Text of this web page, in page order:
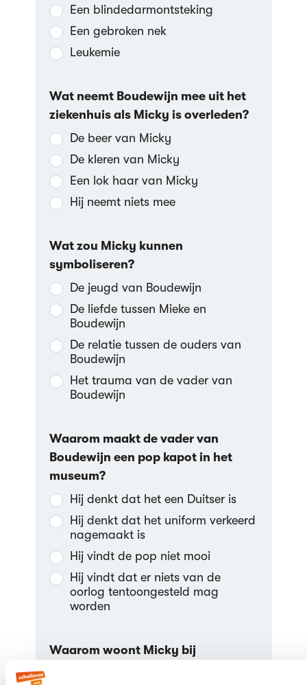
Een blindedarmontsteking
Een gebroken nek
Leukemie
Wat neemt Boudewijn mee uit het
ziekenhuis als Micky is overleden?
De beer van Micky
De kleren van Micky
Een lok haar van Micky
Hij neemt niets mee
Wat zou Micky kunnen
symboliseren?
De jeugd van Boudewijn
De liefde tussen Mieke en
Boudewijn
De relatie tussen de ouders van
Boudewijn
Het trauma van de vader van
Boudewijn
Waarom maakt de vader van
Boudewijn een pop kapot in het
museum?
Hij denkt dat het een Duitser is
Hij denkt dat het uniform verkeerd
nagemaakt is
Hij vindt de pop niet mooi
Hij vindt dat er niets van de
oorlog tentoongesteld mag
worden
Waarom woont Micky bij